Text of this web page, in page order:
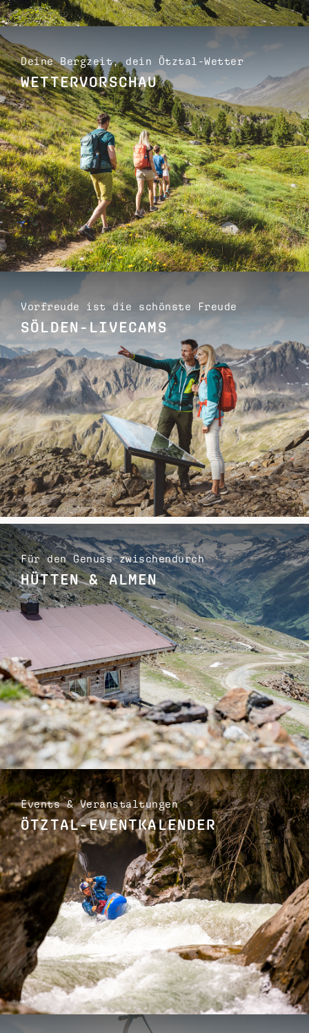
Deine Bergzeit, dein Ötztal-Wetter
WETTERVORSCHAU
Vorfreude ist die schönste Freude
SÖLDEN-LIVECAMS
Für den Genuss zwischendurch
HÜTTEN & ALMEN
Events & Veranstaltungen
ÖTZTAL-EVENTKALENDER